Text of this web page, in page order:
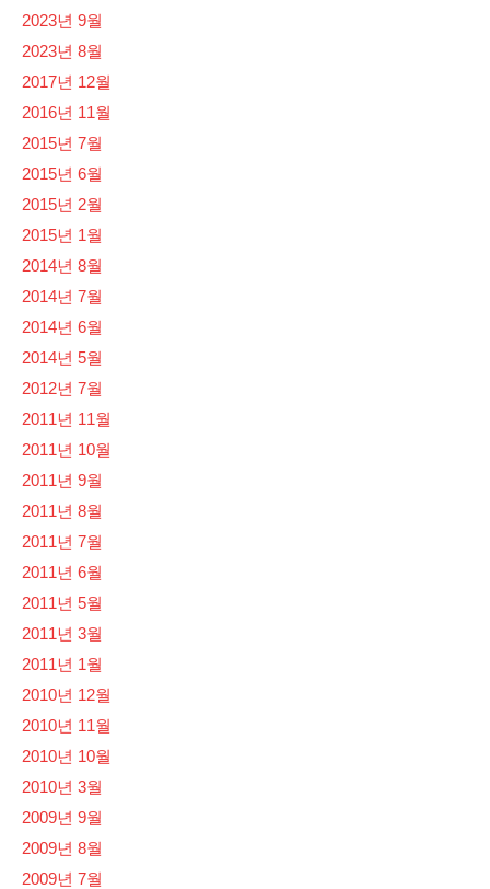
2023년 9월
2023년 8월
2017년 12월
2016년 11월
2015년 7월
2015년 6월
2015년 2월
2015년 1월
2014년 8월
2014년 7월
2014년 6월
2014년 5월
2012년 7월
2011년 11월
2011년 10월
2011년 9월
2011년 8월
2011년 7월
2011년 6월
2011년 5월
2011년 3월
2011년 1월
2010년 12월
2010년 11월
2010년 10월
2010년 3월
2009년 9월
2009년 8월
2009년 7월